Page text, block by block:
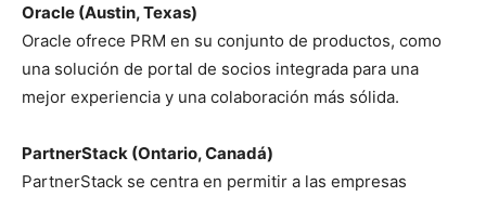
Oracle (Austin, Texas)
Oracle ofrece PRM en su conjunto de productos, como
una solución de portal de socios integrada para una
mejor experiencia y una colaboración más sólida.
PartnerStack (Ontario, Canadá)
PartnerStack se centra en permitir a las empresas